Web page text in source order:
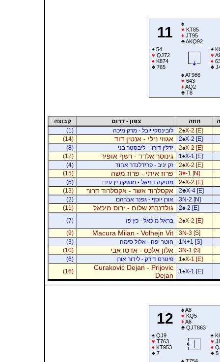
11
♠
♥ KT85
♦ JT95
♣AKQ92
♠54
♥ QJ72
♦ K874
♣765
♠
♥
♦
♣
♠AT986
♥ 643
♦ AQ2
♣T8
חוזה צפון - דרום
קבוצה
2♠X-2 [E] לובינסקי יובל - מרק מיכה
(1)
2♠X-2 [E] אגוזי נילי - אנטין דוד
(14)
2♠X-2 [E] ידלין דורון - ליבסטר בני
(8)
1 ♠X-1 [E] גינוסר אלדד - רשף אופיר
(12)
2♠X-2 [E] זק יניב - פרידלנדר אהוד
(4)
3♥-1 [N] פרוז איתי - פרוז משה
(15)
2♠X-2 [E] מסיקה דניאל - מושקוביץ עידו
(5)
2♣X-4 [E] אקסלרוד אשר - אקסלרוד דרור
(13)
3N-2 [N]
אורן יוסף - גפנר אברהם
(2)
2♠-2 [E] גולדנברג שלום - ירוס מיכאל
(11)
2♠X-2 [E] בראל מיכאל - כץ פז
(7)
3N-3 [S]
Macura Milan - Volhejn Vit
(9)
1N+1 [S]
חוטר יפה - אלול סימה
(3)
3N-1 [S]
אלון אלכס - אדטו אבי
(10)
1 ♠X-1 [E] פיטרס דירק - לידור אורן
(6)
1 ♠X-1 [E]
Curakovic Dejan - Prijovic
Dejan
(16)
12
♠A8
♥ KQ5
♦ A6
♣QJT863
♠QJ9
♥ T763
♦ KT953
♣7
♠
♥
♦
♣5